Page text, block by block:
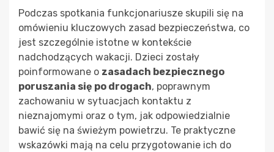
Podczas spotkania funkcjonariusze skupili się na
omówieniu kluczowych zasad bezpieczeństwa, co
jest szczególnie istotne w kontekście
nadchodzących wakacji. Dzieci zostały
poinformowane o zasadach bezpiecznego
poruszania się po drogach, poprawnym
zachowaniu w sytuacjach kontaktu z
nieznajomymi oraz o tym, jak odpowiedzialnie
bawić się na świeżym powietrzu. Te praktyczne
wskazówki mają na celu przygotowanie ich do